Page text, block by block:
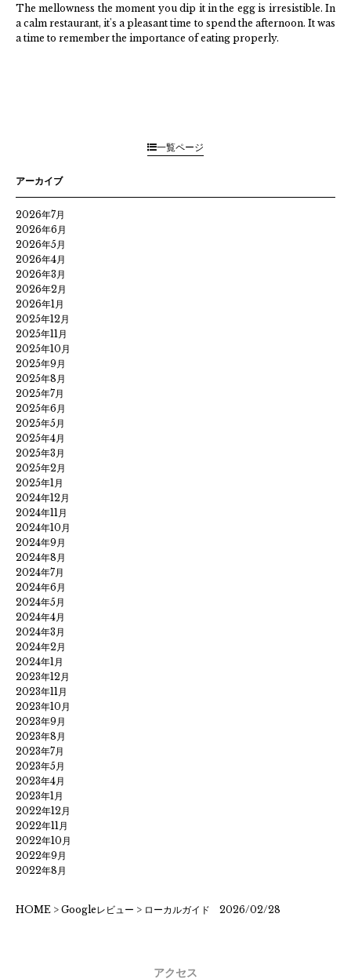
The mellowness the moment you dip it in the egg is irresistible. In
a calm restaurant, it's a pleasant time to spend the afternoon. It was
a time to remember the importance of eating properly.
一覧ページ
アーカイブ
2026年7月
2026年6月
2026年5月
2026年4月
2026年3月
2026年2月
2026年1月
2025年12月
2025年11月
2025年10月
2025年9月
2025年8月
2025年7月
2025年6月
2025年5月
2025年4月
2025年3月
2025年2月
2025年1月
2024年12月
2024年11月
2024年10月
2024年9月
2024年8月
2024年7月
2024年6月
2024年5月
2024年4月
2024年3月
2024年2月
2024年1月
2023年12月
2023年11月
2023年10月
2023年9月
2023年8月
2023年7月
2023年5月
2023年4月
2023年1月
2022年12月
2022年11月
2022年10月
2022年9月
2022年8月
HOME > Googleレビュー > ローカルガイド 2026/02/28
アクセス